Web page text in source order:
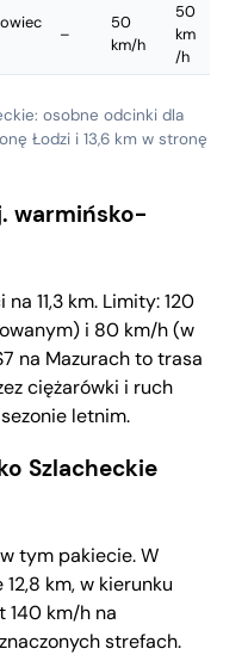
–
50
km/h
50
km
/h
osobne odcinki dla
Łodzi i 13,6 km w stronę
warmińsko-
11,3 km. Limity: 120
i 80 km/h (w
na Mazurach to trasa
ciężarówki i ruch
letnim.
Szlacheckie
tym pakiecie. W
km, w kierunku
140 km/h na
strefach.